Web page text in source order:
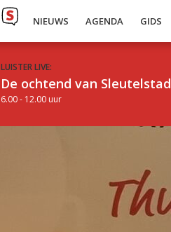
NIEUWS AGENDA GIDS
LUISTER LIVE:
De ochtend van Sleutelstad
6.00 - 12.00 uur